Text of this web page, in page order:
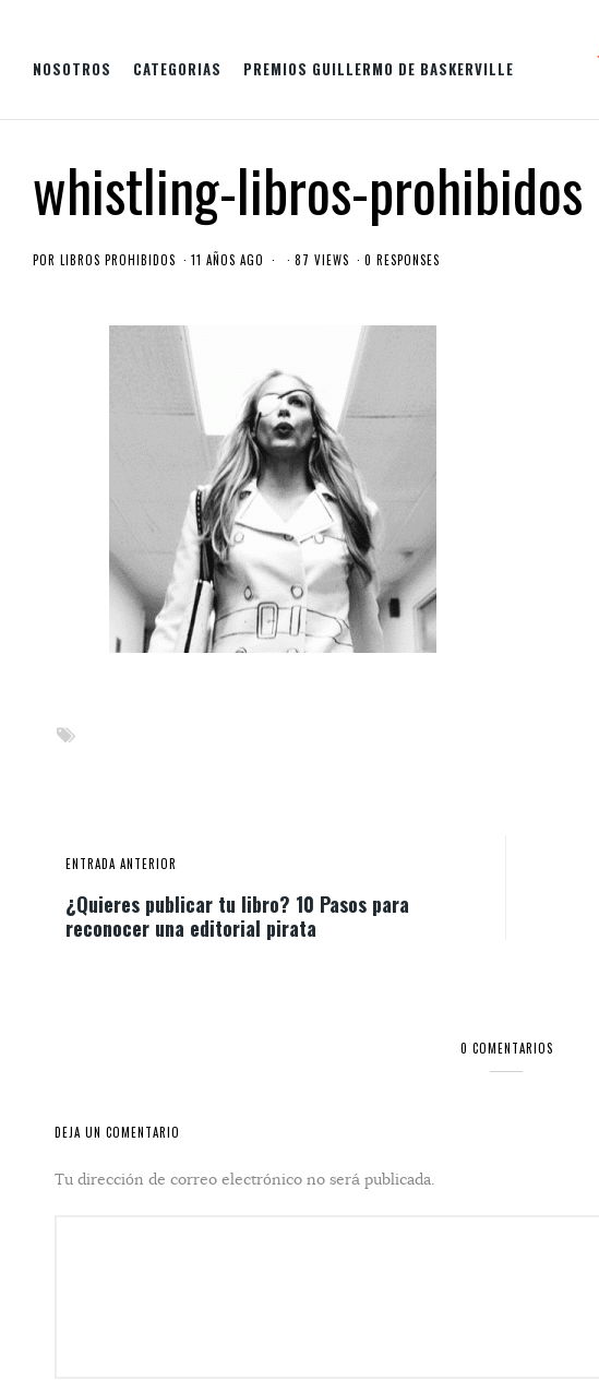
NOSOTROS CATEGORIAS PREMIOS GUILLERMO DE BASKERVILLE
whistling-libros-prohibidos
POR LIBROS PROHIBIDOS 11 AÑOS AGO 87 VIEWS 0 RESPONSES
ENTRADA ANTERIOR
¿Quieres publicar tu libro? 10 Pasos para
reconocer una editorial pirata
0 COMENTARIOS
DEJA UN COMENTARIO
Tu dirección de correo electrónico no será publicada.